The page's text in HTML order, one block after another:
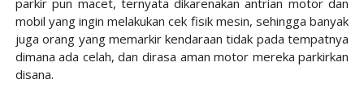
mobil yang ingin melakukan cek fisik mesin, sehingga banyak
juga orang yang memarkir kendaraan tidak pada tempatnya
dimana ada celah, dan dirasa aman motor mereka parkirkan
disana.